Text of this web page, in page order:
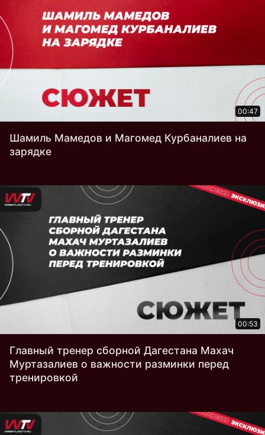
00:47
Шамиль Мамедов и Магомед Курбаналиев на
зарядке
00:53
Главный тренер сборной Дагестана Махач
Муртазалиев о важности разминки перед
тренировкой